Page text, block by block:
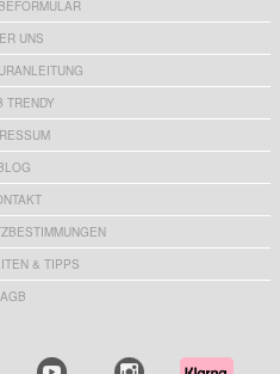
UNS
TRENDY
& TIPPS
AGB